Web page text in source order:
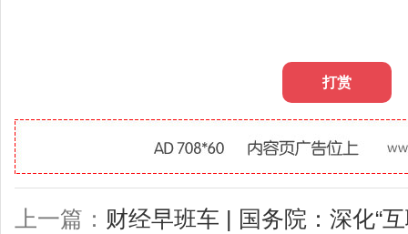
打赏
上一篇： 财经早班车 | 国务院：深化“